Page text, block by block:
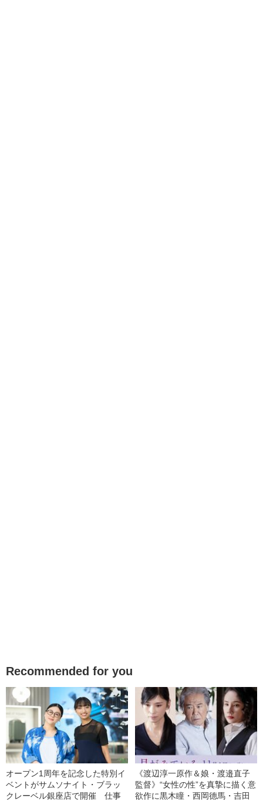
Recommended for you
オープン1周年を記念した特別イ
ベントがサムソナイト・ブラッ
クレーベル銀座店で開催 仕事
《渡辺淳一原作＆娘・渡邉直子
監督》“女性の性”を真摯に描く意
欲作に黒木瞳・西岡德馬・吉田